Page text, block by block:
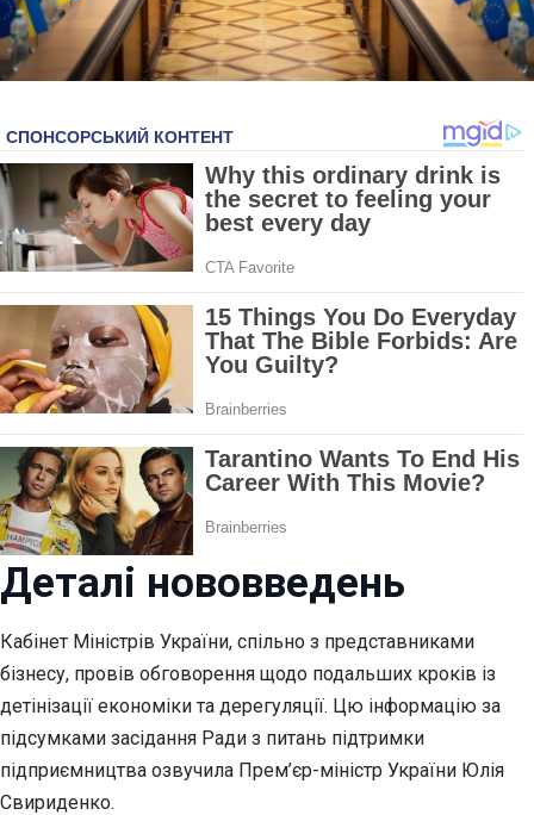
Деталі нововведень
Кабінет Міністрів України, спільно з представниками
бізнесу, провів обговорення щодо подальших кроків із
детінізації економіки та дерегуляції. Цю інформацію за
підсумками засідання Ради з питань підтримки
підприємництва озвучила Прем’єр-міністр України Юлія
Свириденко.